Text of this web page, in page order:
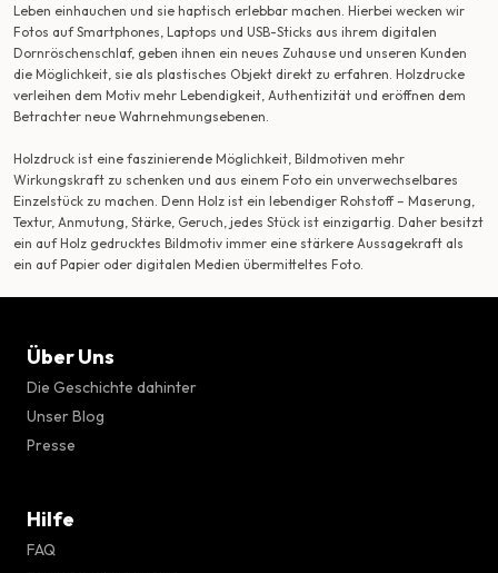
Leben einhauchen und sie haptisch erlebbar machen. Hierbei wecken wir
Fotos auf Smartphones, Laptops und USB-Sticks aus ihrem digitalen
Dornröschenschlaf, geben ihnen ein neues Zuhause und unseren Kunden
die Möglichkeit, sie als plastisches Objekt direkt zu erfahren. Holzdrucke
verleihen dem Motiv mehr Lebendigkeit, Authentizität und eröffnen dem
Betrachter neue Wahrnehmungsebenen.
Holzdruck ist eine faszinierende Möglichkeit, Bildmotiven mehr
Wirkungskraft zu schenken und aus einem Foto ein unverwechselbares
Einzelstück zu machen. Denn Holz ist ein lebendiger Rohstoff – Maserung,
Textur, Anmutung, Stärke, Geruch, jedes Stück ist einzigartig. Daher besitzt
ein auf Holz gedrucktes Bildmotiv immer eine stärkere Aussagekraft als
ein auf Papier oder digitalen Medien übermitteltes Foto.
Über Uns
Die Geschichte dahinter
Unser Blog
Presse
Hilfe
FAQ